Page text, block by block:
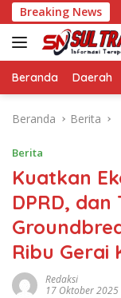
Langsung
ke
konten
Breaking News
Beranda Daerah
Beranda Berita
Berita
Kuatkan
DPRD, dan
Ribu Gerai
Redaksi
17 Oktober 2025